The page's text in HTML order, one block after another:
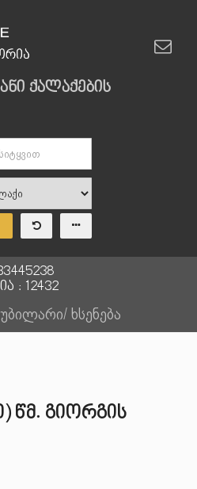
ქალაქების
: 12432
ხსენება
წმ. გიორგის